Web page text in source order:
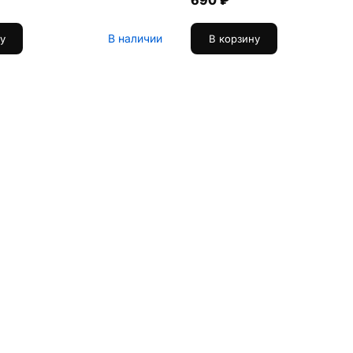
В наличии В корзину